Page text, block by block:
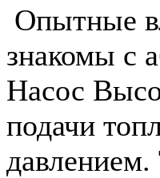
Опытные
знакомы с
Насос
подачи